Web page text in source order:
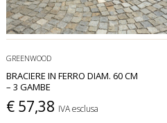
GREENWOOD
BRACIERE IN FERRO DIAM. 60 CM
– 3 GAMBE
€ 57,38 IVA esclusa